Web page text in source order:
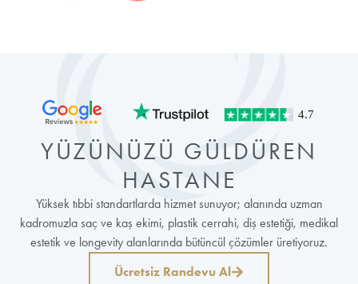
YÜZÜNÜZÜ GÜLDÜREN
HASTANE
Yüksek tıbbi standartlarda hizmet sunuyor; alanında uzman
kadromuzla saç ve kaş ekimi, plastik cerrahi, diş estetiği, medikal
estetik ve longevity alanlarında bütüncül çözümler üretiyoruz.
Ücretsiz Randevu Al